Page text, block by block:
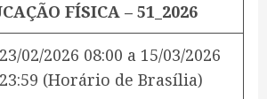
FÍSICA – 51_2026
23/02/2026 08:00 a 15/03/2026
23:59 (Horário de Brasília)